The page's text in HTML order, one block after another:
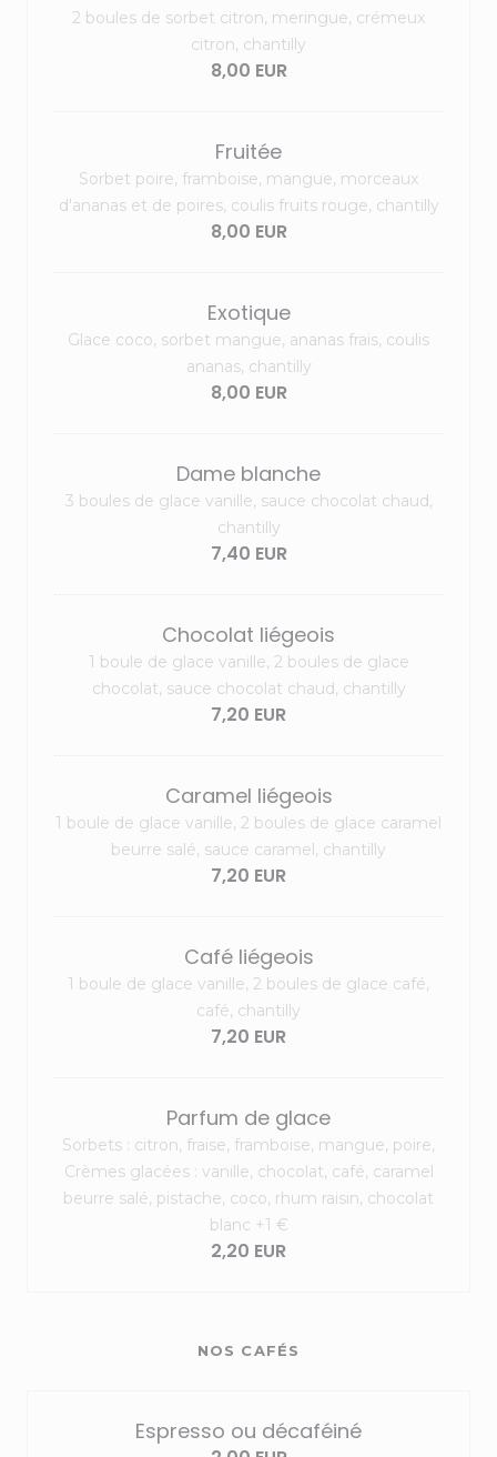
2 boules de sorbet citron, meringue, crémeux
citron, chantilly
8,00 EUR
Fruitée
Sorbet poire, framboise, mangue, morceaux
d'ananas et de poires, coulis fruits rouge, chantilly
8,00 EUR
Exotique
Glace coco, sorbet mangue, ananas frais, coulis
ananas, chantilly
8,00 EUR
Dame blanche
3 boules de glace vanille, sauce chocolat chaud,
chantilly
7,40 EUR
Chocolat liégeois
1 boule de glace vanille, 2 boules de glace
chocolat, sauce chocolat chaud, chantilly
7,20 EUR
Caramel liégeois
1 boule de glace vanille, 2 boules de glace caramel
beurre salé, sauce caramel, chantilly
7,20 EUR
Café liégeois
1 boule de glace vanille, 2 boules de glace café,
café, chantilly
7,20 EUR
Parfum de glace
Sorbets : citron, fraise, framboise, mangue, poire,
Crèmes glacées : vanille, chocolat, café, caramel
beurre salé, pistache, coco, rhum raisin, chocolat
blanc +1 €
2,20 EUR
NOS CAFÉS
Espresso ou décaféiné